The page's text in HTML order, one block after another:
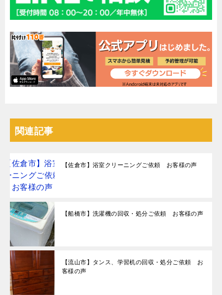
関連記事
【佐倉市】浴室クリーニングご依頼 お客様の声
【船橋市】洗濯機の回収・処分ご依頼 お客様の声
【流山市】タンス、学習机の回収・処分ご依頼 お
客様の声